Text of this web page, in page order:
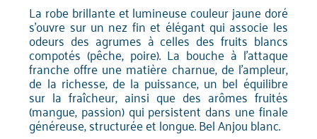
La robe brillante et lumineuse couleur jaune doré
s'ouvre sur un nez fin et élégant qui associe les
odeurs des agrumes à celles des fruits blancs
compotés (pêche, poire). La bouche à l'attaque
franche offre une matière charnue, de l'ampleur,
de la richesse, de la puissance, un bel équilibre
sur la fraîcheur, ainsi que des arômes fruités
(mangue, passion) qui persistent dans une finale
généreuse, structurée et longue. Bel Anjou blanc.